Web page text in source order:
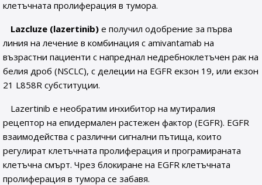
клетъчната пролиферация в тумора.
Lazcluze (lazertinib) е получил одобрение за първа
линия на лечение в комбинация с amivantamab на
възрастни пациенти с напреднал недребноклетъчен рак на
белия дроб (NSCLC), с делеции на EGFR екзон 19, или екзон
21 L858R субституции.
Lazertinib е необратим инхибитор на мутиралия
рецептор на епидермален растежен фактор (EGFR). EGFR
взаимодейства с различни сигнални пътища, които
регулират клетъчната пролиферация и програмираната
клетъчна смърт. Чрез блокиране на EGFR клетъчната
пролиферация в тумора се забавя.